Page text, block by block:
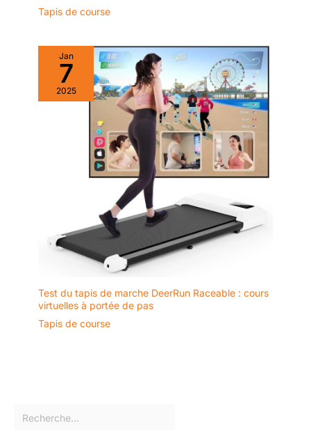
Tapis de course
Jan
7
2025
Test du tapis de marche DeerRun Raceable : cours
virtuelles à portée de pas
Tapis de course